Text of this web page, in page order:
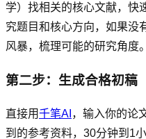
学）找相关的核心文献，快
究题目和核心方向，如果没
风暴，梳理可能的研究角度。
第二步：生成合格初稿
直接用千笔AI ，输入你的论
到的参考资料，30分钟到1